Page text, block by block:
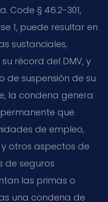
Code § 46.2-301,
1, puede resultar en
sustanciales,
récord del DMV, y
de suspensión de su
la condena genera
que
de empleo,
otros aspectos de
de seguros
las primas o
una condena de